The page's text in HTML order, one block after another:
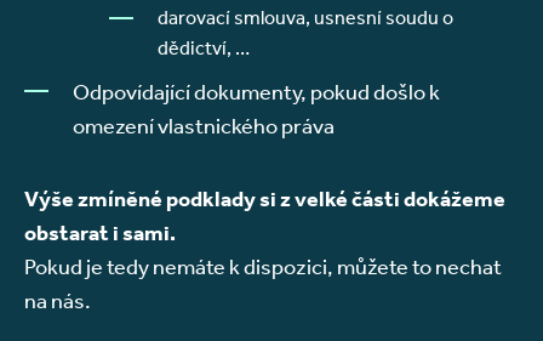
darovací smlouva, usnesní soudu o
dědictví, …
Odpovídající dokumenty, pokud došlo k
omezení vlastnického práva
Výše zmíněné podklady si z velké části dokážeme
obstarat i sami.
Pokud je tedy nemáte k dispozici, můžete to nechat
na nás.